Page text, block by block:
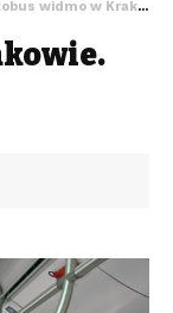
w Krakowie. Pomija przepełnione przystanki